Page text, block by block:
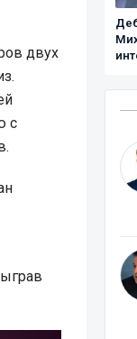
двух
с